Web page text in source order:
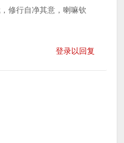
修行自净其意，喇嘛钦
登录以回复